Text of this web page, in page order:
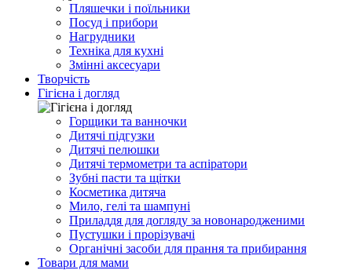
Пляшечки і поїльники
Посуд і прибори
Нагрудники
Техніка для кухні
Змінні аксесуари
Творчість
Гігієна і догляд
Горщики та ванночки
Дитячі підгузки
Дитячі пелюшки
Дитячі термометри та аспіратори
Зубні пасти та щітки
Косметика дитяча
Мило, гелі та шампуні
Приладдя для догляду за новонародженими
Пустушки і прорізувачі
Органічні засоби для прання та прибирання
Товари для мами